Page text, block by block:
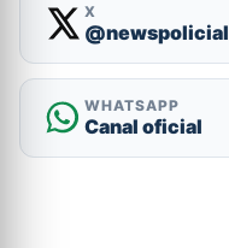
X
@newspolicial
WHATSAPP
Canal oficial